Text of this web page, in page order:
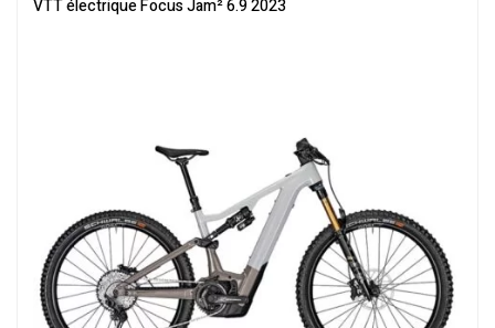
VTT électrique Focus Jam² 6.9 2023